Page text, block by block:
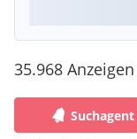
35.968